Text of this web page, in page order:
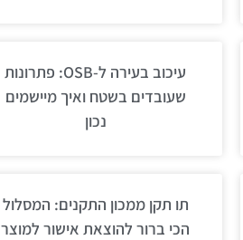
עיכוב בעירה ל-OSB: פתרונות
שעובדים בשטח ואיך מיישמים
נכון
תו תקן ממכון התקנים: המסלול
הכי ברור להוצאת אישור למוצר